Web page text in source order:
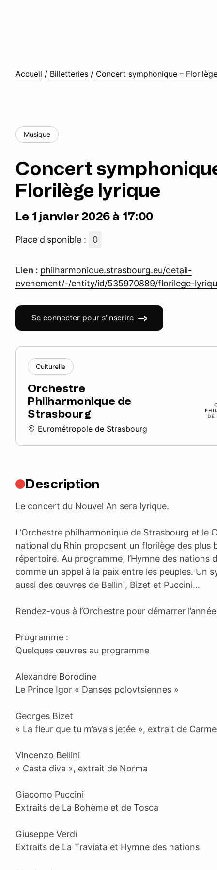
Accueil / Billetteries / Concert symphonique –
Musique
Concert
Florilège lyrique
Le 1 janvier 2026 à 17:00
Place disponible : 0
Lien : philharmonique.strasbourg.eu/detail-
evenement/-/entity/id/535970889/florilege-
Se connecter pour s’inscrire
Culturelle
Orchestre
Philharmonique de
Strasbourg
Eurométropole de Strasbourg
Description
Le concert du Nouvel An sera lyrique.
L’Orchestre philharmonique de Strasbourg et le
national du Rhin proposent un florilège des plus
répertoire. Au programme, l’Hymne des nations
comme un appel à la paix entre les peuples. Un
aussi des œuvres de Bellini, Bizet et Puccini…
Rendez-vous à l’Orchestre pour démarrer
Programme :
Quelques œuvres au programme
Alexandre Borodine
Le Prince Igor « Danses polovtsiennes »
Georges Bizet
« La fleur que tu m’avais jetée », extrait de
Vincenzo Bellini
« Casta diva », extrait de Norma
Giacomo Puccini
Extraits de La Bohème et de Tosca
Giuseppe Verdi
Extraits de La Traviata et Hymne des nations